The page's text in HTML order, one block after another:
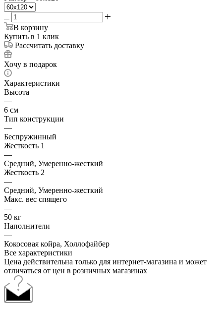
В корзину
Купить в 1 клик
Рассчитать доставку
Хочу в подарок
Характеристики
Высота
—
6 см
Тип конструкции
—
Беспружинный
Жесткость 1
—
Средний, Умеренно-жесткий
Жесткость 2
—
Средний, Умеренно-жесткий
Макс. вес спящего
—
50 кг
Наполнители
—
Кокосовая койра, Холлофайбер
Все характеристики
Цена действительна только для интернет-магазина и может
отличаться от цен в розничных магазинах